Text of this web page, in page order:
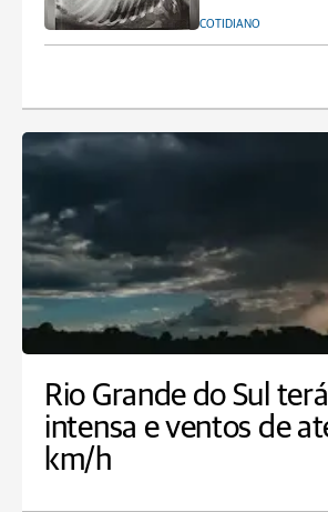
COTIDIANO
Rio Grande do Sul
intensa e ventos de
km/h